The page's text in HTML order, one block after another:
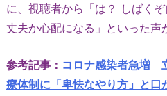
に、視聴者から「は？ しばく
丈夫か心配になる」といった声
参考記事： コロナ感染者急増
療体制に「卑怯なやり方」と口